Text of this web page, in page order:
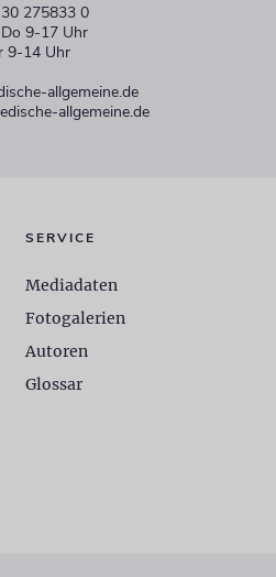
275833 0
9-17 Uhr
9-14 Uhr
allgemeine.de
allgemeine.de
SERVICE
Mediadaten
Fotogalerien
Autoren
Glossar